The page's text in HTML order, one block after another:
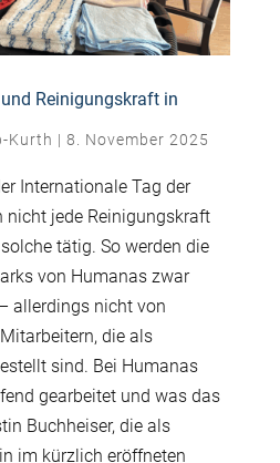
Reinigungskraft in
Kurth | 8. November 2025
Internationale Tag der
nicht jede Reinigungskraft
tätig. So werden die
von Humanas zwar
allerdings nicht von
die als
sind. Bei Humanas
gearbeitet und was das
Buchheiser, die als
im kürzlich eröffneten